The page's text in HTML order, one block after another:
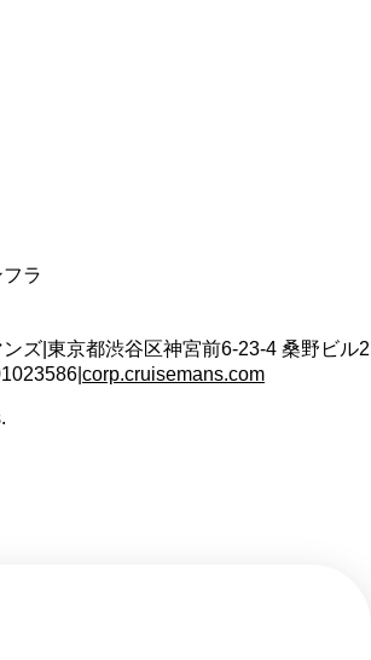
ラ
ズ 東京都渋谷区神宮前6-23-4 桑野ビル2
corp.cruisemans.com